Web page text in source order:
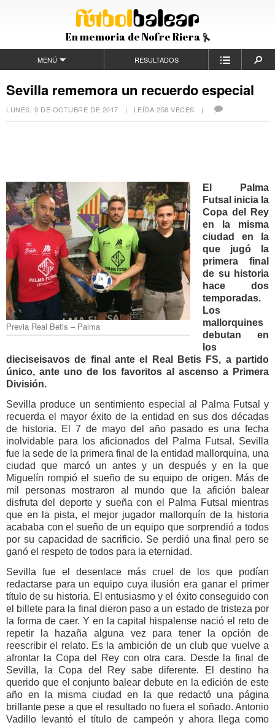
En memoria de Nofre Riera
MENÚ RESULTADOS
Sevilla rememora un recuerdo especial
LUNES, 9 DE OCTUBRE DE 2017 | LEÍDA 258 VECES |
Previa Real Betis – Palma
El Palma
Futsal inicia la
Copa del Rey
en la misma
ciudad en la
que jugó la
primera final
de su historia
hace dos
temporadas.
Los
mallorquines
debutan en
los
dieciseisavos de final ante el Real Betis FS, a partido
único, ante uno de los favoritos al ascenso a Primera
División.
Sevilla produce un sentimiento especial al Palma Futsal y
recuerda el mayor éxito de la entidad en sus dos décadas
de historia. El 7 de mayo del año pasado es una fecha
inolvidable para los aficionados del Palma Futsal. Sevilla
fue la sede de la primera final de la entidad mallorquina, una
ciudad que marcó un antes y un después y en la que
Miguelín rompió el sueño de su equipo de origen. Más de
mil personas mostraron al mundo que la afición balear
disfruta del deporte y sueña con el Palma Futsal mientras
que en la pista, el mejor jugador mallorquín de la historia
acababa con el sueño de un equipo que sorprendió a todos
por su capacidad de sacrificio. Se perdió una final pero se
ganó el respeto de todos para la eternidad.
Sevilla fue el desenlace más cruel de los que podían
redactarse para un equipo cuya ilusión era ganar el primer
título de su historia. El entusiasmo y el éxito conseguido con
el billete para la final dieron paso a un estado de tristeza por
la forma de caer. Y en la capital hispalense nació el reto de
repetir la hazaña alguna vez para tener la opción de
reescribir el relato. Es la ambición de un club que vuelve a
afrontar la Copa del Rey con otra cara. Desde la final de
Sevilla, la Copa del Rey sabe diferente. El destino ha
querido que el conjunto balear debute en la edición de este
año en la misma ciudad en la que redactó una página
brillante pese a que el resultado no fuera el soñado. Antonio
Vadillo levantó el título de campeón y ahora llega como